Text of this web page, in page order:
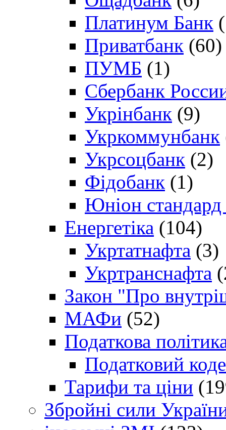
Платинум Банк
Приватбанк (60)
ПУМБ (1)
Сбербанк
Укрінбанк (9)
Укркоммунбанк
Укрсоцбанк (2)
Фідобанк (1)
Юніон стандард
Енергетіка (104)
Укртатнафта (3)
Укртранснафта
Закон "Про
МАФи (52)
Податкова
Податковий
Тарифи та ціни
Збройні сили